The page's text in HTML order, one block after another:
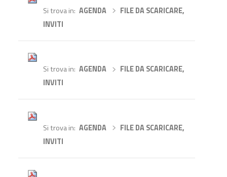
Si trova in AGENDA
FILE DA SCARICARE,
INVITI
Si trova in AGENDA
FILE DA SCARICARE,
INVITI
Si trova in AGENDA
FILE DA SCARICARE,
INVITI